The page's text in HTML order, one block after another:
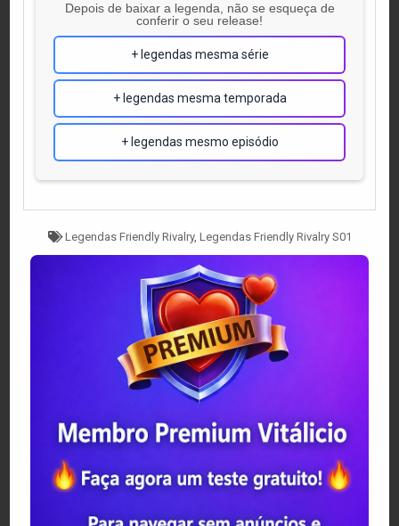
Depois de baixar a legenda, não se esqueça de
conferir o seu release!
+ legendas mesma série
+ legendas mesma temporada
+ legendas mesmo episódio
Tagged
Legendas Friendly Rivalry, Legendas Friendly Rivalry S01